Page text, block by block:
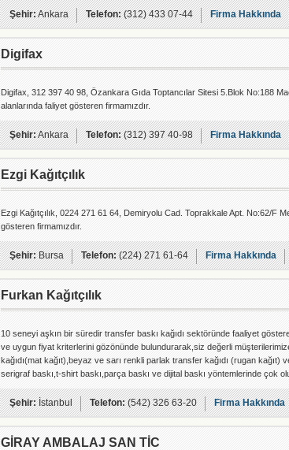
Şehir:Ankara Telefon:(312) 433 07-44 Firma Hakkında
Digifax
Digifax, 312 397 40 98, Özankara Gıda Toptancılar Sitesi 5.Blok No:188
alanlarında faliyet gösteren firmamızdır.
Şehir:Ankara Telefon:(312) 397 40-98 Firma Hakkında
Ezgi Kağıtçılık
Ezgi Kağıtçılık, 0224 271 61 64, Demiryolu Cad. Toprakkale Apt. No:62/F
gösteren firmamızdır.
Şehir:Bursa Telefon:(224) 271 61-64 Firma Hakkında
Furkan Kağıtçılık
10 seneyi aşkın bir süredir transfer baskı kağıdı sektöründe faaliyet
ve uygun fiyat kriterlerini gözönünde bulundurarak,siz değerli
kağıdı(mat kağıt),beyaz ve sarı renkli parlak transfer kağıdı (rugan
serigraf baskı,t-shirt baskı,parça baskı ve dijital baskı yöntemlerinde çok
Şehir:İstanbul Telefon:(542) 326 63-20 Firma Hakkında
GİRAY AMBALAJ SAN TİC